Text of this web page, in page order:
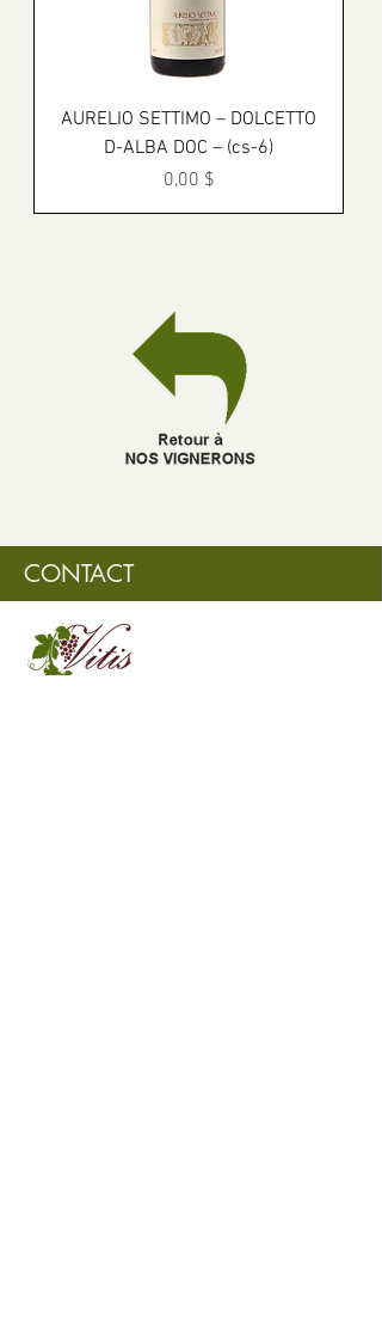
AURELIO SETTIMO – DOLCETTO
D-ALBA DOC – (cs-6)
Prix
0,00 $
CONTACT